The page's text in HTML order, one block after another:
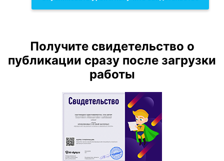
Получите свидетельство о
публикации сразу после загрузки
работы